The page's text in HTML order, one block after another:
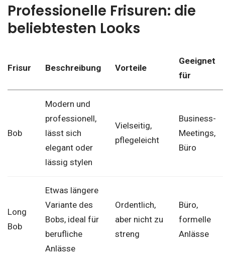
Professionelle Frisuren: die
beliebtesten Looks
Frisur Beschreibung Vorteile
Geeignet
für
Bob
Modern und
professionell,
lässt sich
elegant oder
lässig stylen
Vielseitig,
pflegeleicht
Business-
Meetings,
Büro
Long
Bob
Etwas längere
Variante des
Bobs, ideal für
berufliche
Anlässe
Ordentlich,
aber nicht zu
streng
Büro,
formelle
Anlässe